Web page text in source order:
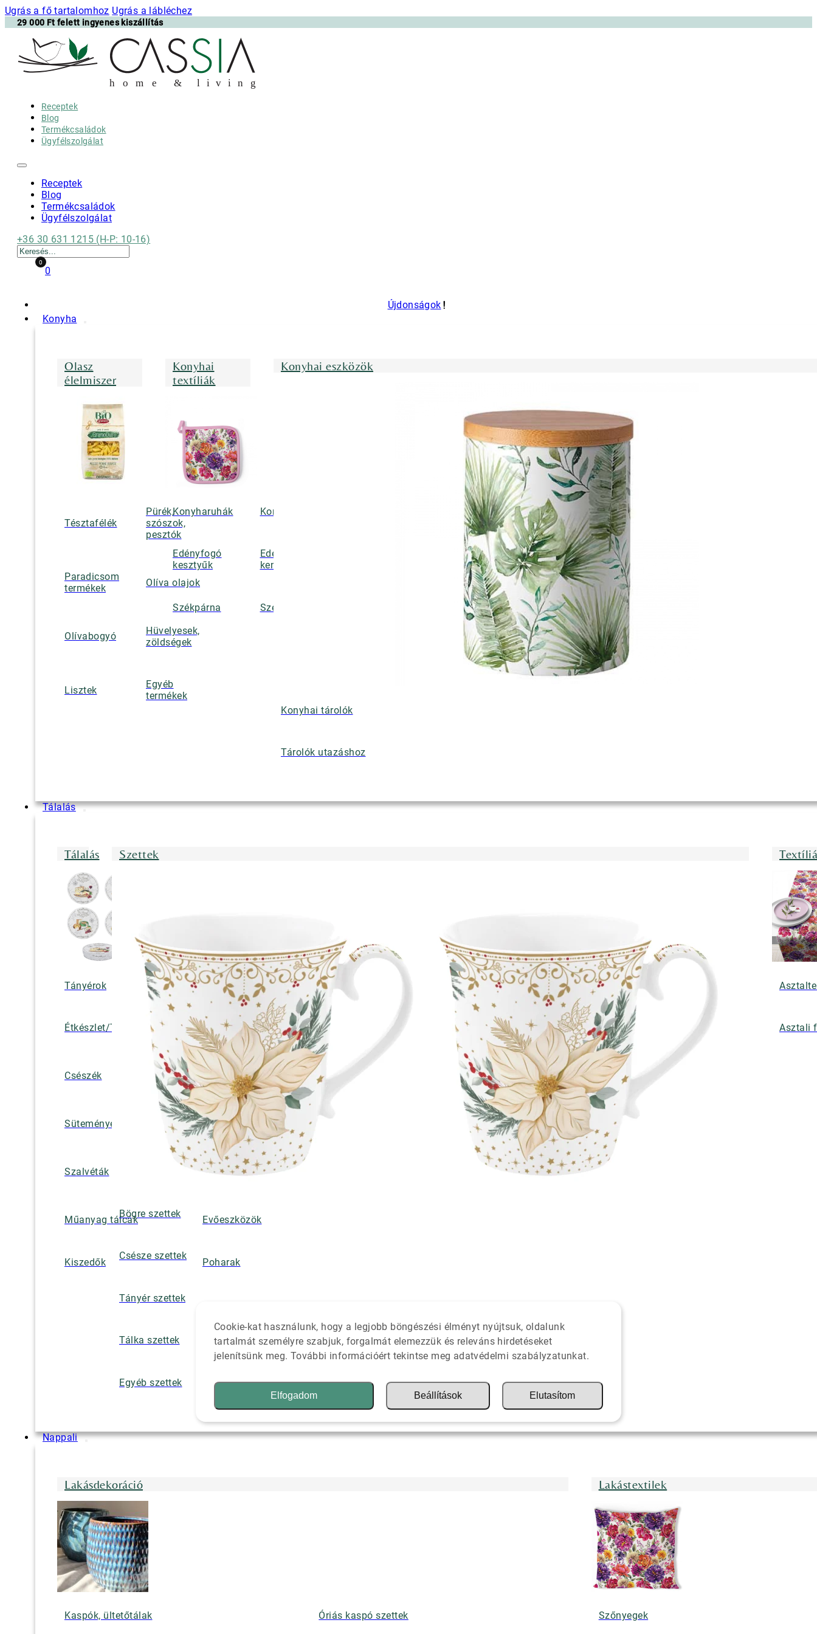
Ugrás a fő tartalomhoz Ugrás a lábléchez
29 000 Ft felett ingyenes kiszállítás
h o m e & l i v i n g
Receptek
Blog
Termékcsaládok
Ügyfélszolgálat
Receptek
Blog
Termékcsaládok
Ügyfélszolgálat
+36 30 631 1215 (H-P: 10-16)
Keresés
0
0
Újdonságok
Konyha
Olasz
élelmiszer
Tésztafélék
Pürék,
szószok,
pesztók
Paradicsom
termékek
Olíva olajok
Olívabogyó
Hüvelyesek,
zöldségek
Lisztek
Egyéb
termékek
Konyhai
textíliák
Konyharuhák Konyhai kötények
Edényfogó
kesztyűk
Edényalátétek,
kenyérkosarak
Székpárna Szettek
Konyhai eszközök
Konyhai tárolók
Tárolók utazáshoz
Tálalás
Tálalás
Tányérok Tálak/Tálcák/Tálalóedények
Étkészlet/Tányérkészlet Bögrék
Csészék
Teáskannák, kancsók,
tejkiöntők, cukortartók
Süteményes és tortatálak Pohár / tányéralátétek
Szalvéták
Szalvétatartók, só- és
borsszórók
Műanyag tálcák Evőeszközök
Kiszedők Poharak
Szettek
Bögre szettek
Csésze szettek
Tányér szettek
Tálka szettek
Egyéb szettek
Asztali
Nappali
Lakásdekoráció
Kaspók, ültetőtálak Óriás kaspó szettek
Lakástextilek
Szőnyegek
Cookie-kat használunk, hogy a legjobb böngészési élményt nyújtsuk, oldalunk
tartalmát személyre szabjuk, forgalmát elemezzük és releváns hirdetéseket
jelenítsünk meg. További információért tekintse meg adatvédelmi szabályzatunkat.
Elfogadom Beállítások Elutasítom